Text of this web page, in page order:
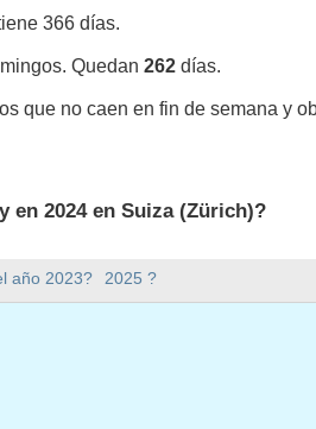
año 2023? 2025 ?
366 días.
Quedan 262 días.
que no caen en fin de semana y
en 2024 en Suiza (Zürich)?